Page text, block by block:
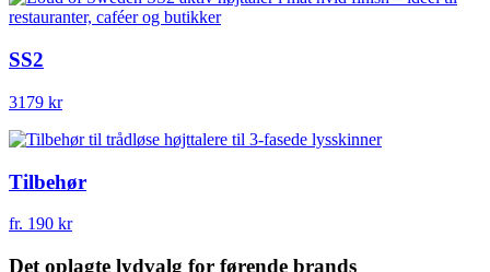
SS2
3179 kr
Tilbehør
fr. 190 kr
Det oplagte lydvalg for førende brands